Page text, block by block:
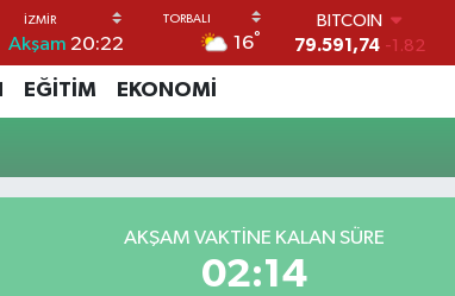
Akşam 20:22 16°
BITCOIN
79.591,74 -1.82
DOLAR
EURO
61,60380 0.18
6862,09000
EĞİTİM EKONOMİ
AKŞAM VAKTİNE KALAN SÜRE
02:13